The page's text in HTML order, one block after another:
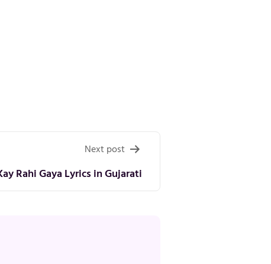
Next post
Rahi Gaya Lyrics in Gujarati